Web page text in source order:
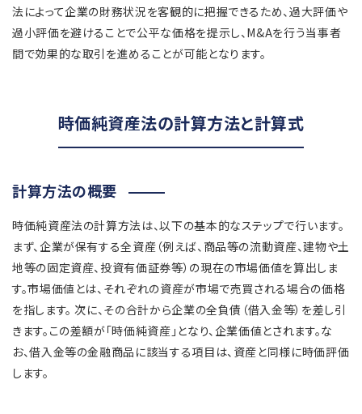
法によって企業の財務状況を客観的に把握できるため、過大評価や
過小評価を避けることで公平な価格を提示し、M&Aを行う当事者
間で効果的な取引を進めることが可能となります。
時価純資産法の計算方法と計算式
計算方法の概要
時価純資産法の計算方法は、以下の基本的なステップで行います。
まず、企業が保有する全資産（例えば、商品等の流動資産、建物や土
地等の固定資産、投資有価証券等）の現在の市場価値を算出しま
す。市場価値とは、それぞれの資産が市場で売買される場合の価格
を指します。 次に、その合計から企業の全負債（借入金等）を差し引
きます。この差額が「時価純資産」となり、企業価値とされます。な
お、借入金等の金融商品に該当する項目は、資産と同様に時価評価
します。